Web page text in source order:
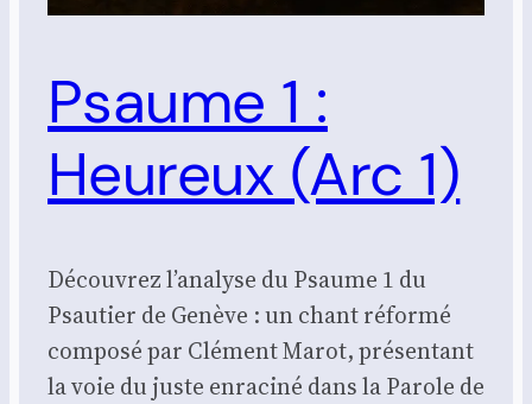
Psaume 1 :
Heureux (Arc 1)
Découvrez l’analyse du Psaume 1 du
Psautier de Genève : un chant réformé
composé par Clément Marot, présentant
la voie du juste enraciné dans la Parole de